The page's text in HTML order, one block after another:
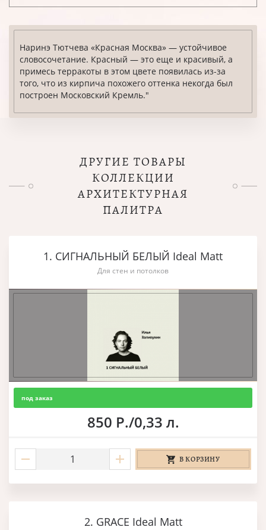
Наринэ Тютчева «Красная Москва» — устойчивое
словосочетание. Красный — это еще и красивый, а
примесь терракоты в этом цвете появилась из-за
того, что из кирпича похожего оттенка некогда был
построен Московский Кремль."
ДРУГИЕ ТОВАРЫ
КОЛЛЕКЦИИ
АРХИТЕКТУРНАЯ
ПАЛИТРА
1. СИГНАЛЬНЫЙ БЕЛЫЙ Ideal Matt
Для стен и потолков
под заказ
850 Р./0,33 л.
В КОРЗИНУ
2. GRACE Ideal Matt